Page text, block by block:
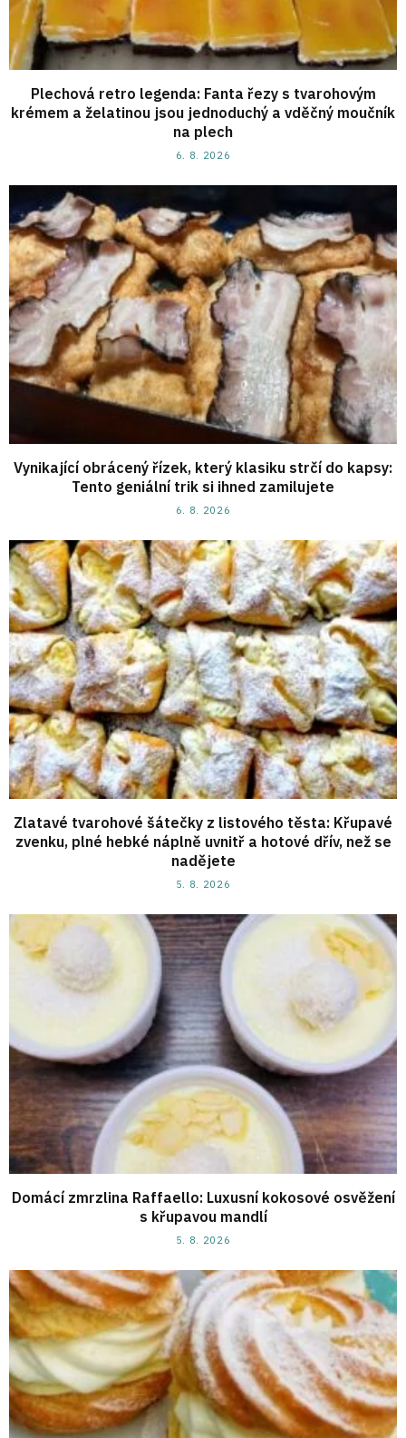
Plechová retro legenda: Fanta řezy s tvarohovým
krémem a želatinou jsou jednoduchý a vděčný moučník
na plech
6. 8. 2026
Vynikající obrácený řízek, který klasiku strčí do kapsy:
Tento geniální trik si ihned zamilujete
6. 8. 2026
Zlatavé tvarohové šátečky z listového těsta: Křupavé
zvenku, plné hebké náplně uvnitř a hotové dřív, než se
nadějete
5. 8. 2026
Domácí zmrzlina Raffaello: Luxusní kokosové osvěžení
s křupavou mandlí
5. 8. 2026